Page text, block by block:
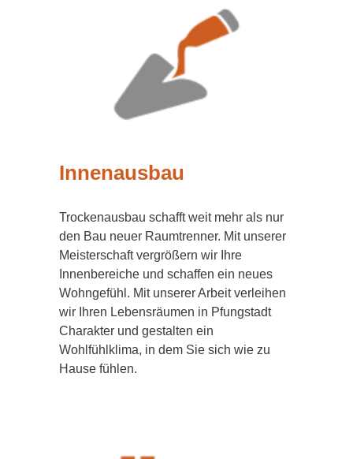
Innenausbau
Trockenausbau schafft weit mehr als nur
den Bau neuer Raumtrenner. Mit unserer
Meisterschaft vergrößern wir Ihre
Innenbereiche und schaffen ein neues
Wohngefühl. Mit unserer Arbeit verleihen
wir Ihren Lebensräumen in Pfungstadt
Charakter und gestalten ein
Wohlfühlklima, in dem Sie sich wie zu
Hause fühlen.